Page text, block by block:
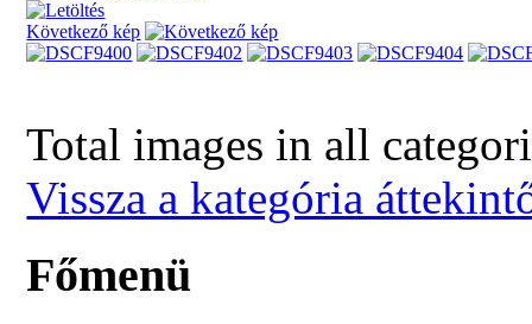
Következő kép
Total images in all
Vissza a kategória
Főmenü